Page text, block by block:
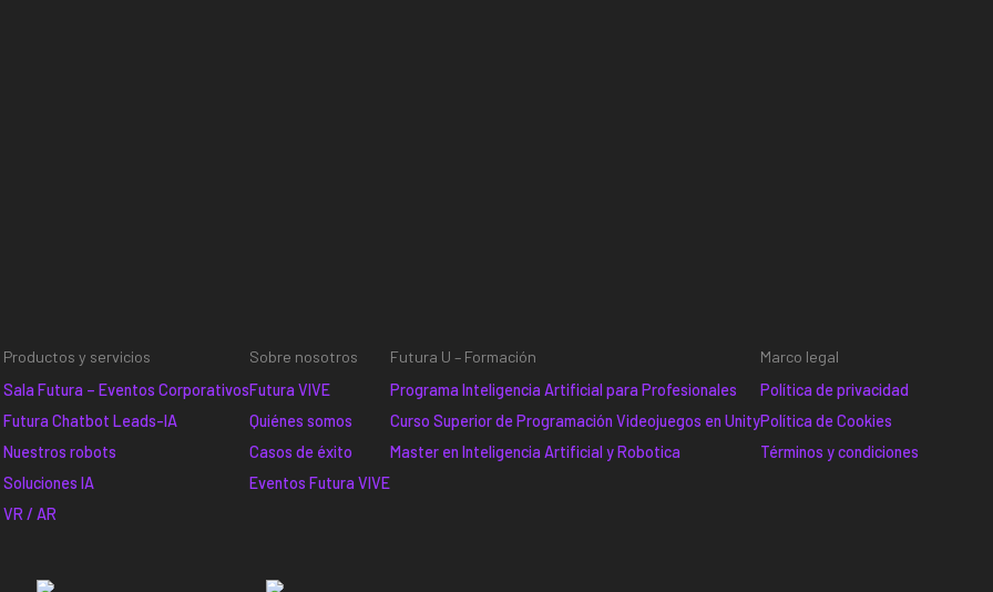
Productos y servicios
Sala Futura – Eventos Corporativos
Futura Chatbot Leads-IA
Nuestros robots
Soluciones IA
VR / AR
Sobre nosotros
Futura VIVE
Quiénes somos
Casos de éxito
Eventos Futura VIVE
Futura U – Formación
Programa Inteligencia Artificial para Profesionales
Curso Superior de Programación Videojuegos en Unity
Master en Inteligencia Artificial y Robotica
Marco legal
Política de privacidad
Política de Cookies
Términos y condiciones